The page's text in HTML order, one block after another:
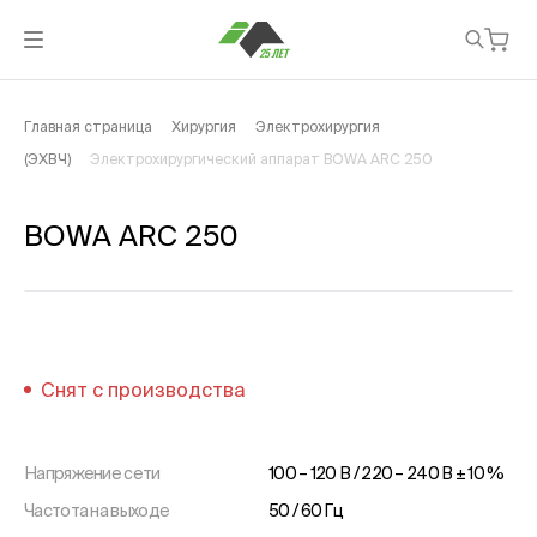
Главная страница Хирургия Электрохирургия
(ЭХВЧ) Электрохирургический аппарат BOWA ARC 250
BOWA ARC 250
Снят с производства
Напряжение сети
100 – 120 В / 220 – 240 В ± 10 %
Частота на выходе
50 / 60 Гц